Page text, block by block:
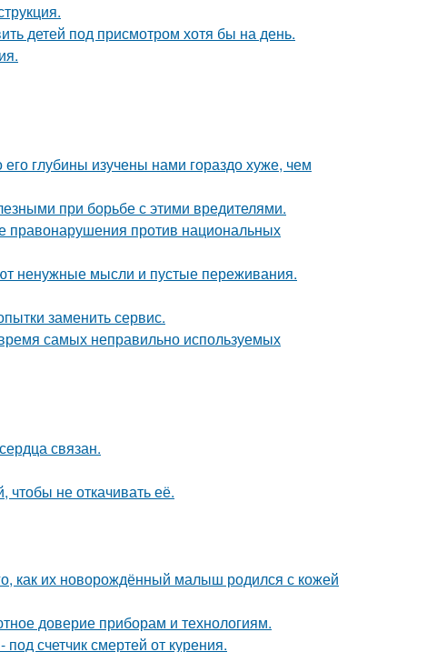
детей под присмотром хотя бы на день.
глубины изучены нами гораздо хуже, чем
при борьбе с этими вредителями.
правонарушения против национальных
ненужные мысли и пустые переживания.
заменить сервис.
самых неправильно используемых
связан.
не откачивать её.
как их новорождённый малыш родился с кожей
доверие приборам и технологиям.
счетчик смертей от курения.